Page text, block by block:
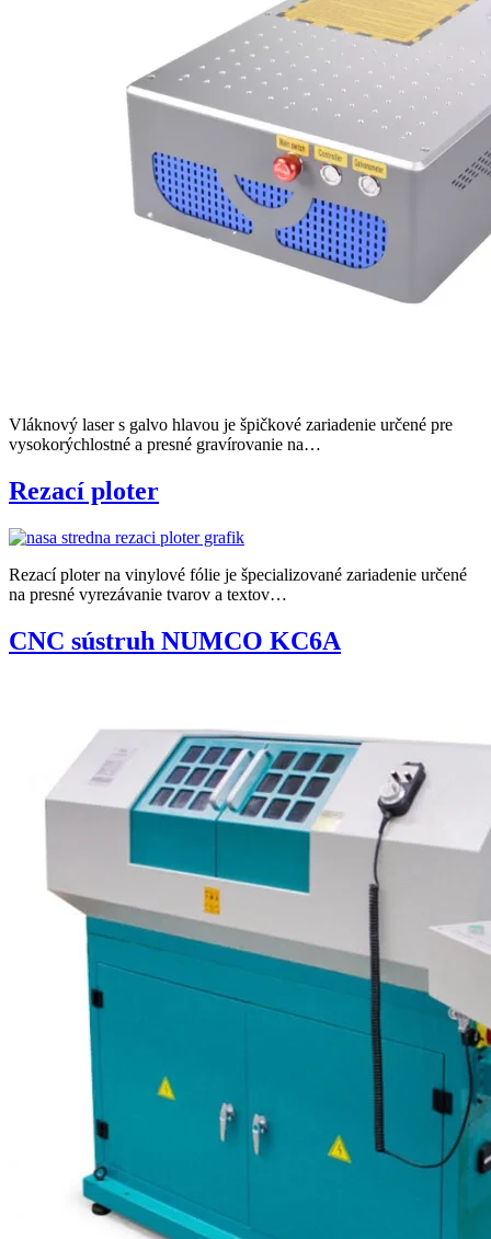
Vláknový laser s galvo hlavou je špičkové zariadenie určené pre
vysokorýchlostné a presné gravírovanie na…
Rezací ploter
Rezací ploter na vinylové fólie je špecializované zariadenie určené
na presné vyrezávanie tvarov a textov…
CNC sústruh NUMCO KC6A